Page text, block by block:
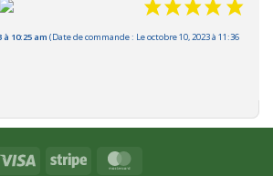
10:25 am (Date de commande : Le octobre 10, 2023 à 11:36
Visa Stripe